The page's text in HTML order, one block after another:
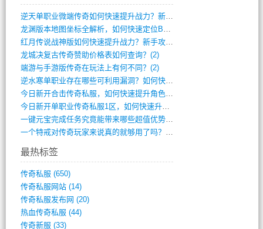
逆天单职业微端传奇如何快速提升战力？新手(4)
龙渊版本地图坐标全解析，如何快速定位BO(3)
红月传说战神版如何快速提升战力？新手攻略(3)
龙城决复古传奇赞助价格表如何查询？(2)
端游与手游版传奇在玩法上有何不同？(2)
逆水寒单职业存在哪些可利用漏洞？如何快速(1)
今日新开合击传奇私服，如何快速提升角色战(0)
今日新开单职业传奇私服1区，如何快速升级(0)
一键元宝完成任务究竟能带来哪些超值优势？(0)
一个特戒对传奇玩家来说真的就够用了吗？(0)
最热标签
传奇私服 (650)
传奇私服网站(14)
传奇私服发布网 (20)
热血传奇私服 (44)
传奇新服 (33)